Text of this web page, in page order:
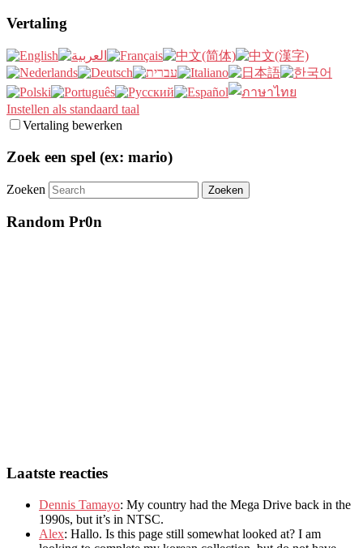
Vertaling
Instellen als standaard taal
Vertaling bewerken
Zoek een spel (ex: mario)
Zoeken
Random Pr0n
Laatste reacties
Dennis Tamayo: My country had the Mega Drive back in the
1990s, but it’s in NTSC.
Alex: Hallo. Is this page still somewhat looked at? I am